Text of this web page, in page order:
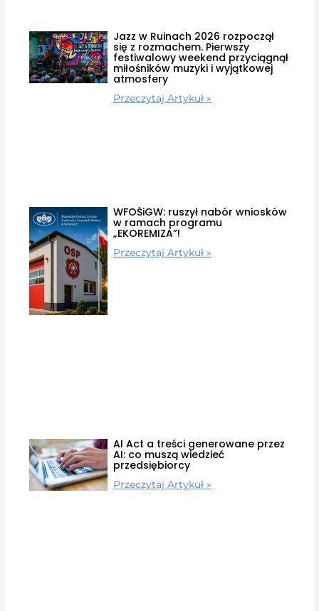
Jazz w Ruinach 2026 rozpoczął
się z rozmachem. Pierwszy
festiwalowy weekend przyciągnął
miłośników muzyki i wyjątkowej
atmosfery
Przeczytaj Artykuł »
WFOŚiGW: ruszył nabór wniosków
w ramach programu
„EKOREMIZA”!
Przeczytaj Artykuł »
AI Act a treści generowane przez
AI: co muszą wiedzieć
przedsiębiorcy
Przeczytaj Artykuł »